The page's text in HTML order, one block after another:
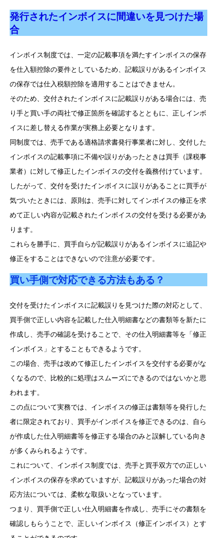
発行されたインボイスに間違いを見つけた場
合
インボイス制度では、一定の記載事項を満たすインボイスの保存
を仕入額控除の要件としているため、記載誤りがあるインボイス
の保存では仕入税額控除を適用することはできません。
そのため、交付されたインボイスに記載誤りがある場合には、売
り手と買い手の両社で修正箇所を確認するとともに、正しインボ
イスに差し替える作業が実務上必要となります。
同制度では、売手である適格請求書発行事業者に対し、交付した
インボイスの記載事項に不備や誤りがあったときは買手（課税事
業者）に対して修正したインボイスの交付を義務付けています。
したがって、交付を受けたインボイスに誤りがあることに買手が
気づいたときには、原則は、売手に対してインボイスの修正を求
めて正しい内容が記載されたインボイスの交付を受ける必要があ
ります。
これらを勝手に、買手自らが記載誤りがあるインボイスに追記や
修正をすることはできないので注意が必要です。
買い手側で対応できる方法もある？
交付を受けたインボイスに記載誤りを見つけた際の対応として、
買手側で正しい内容を記載した仕入明細書などの書類等を新たに
作成し、売手の確認を受けることで、その仕入明細書等を「修正
インボイス」とすることもできるようです。
この場合、売手は改めて修正したインボイスを交付する必要がな
くなるので、比較的に処理はスムーズにできるのではないかと思
われます。
この点について実務では、インボイスの修正は書類等を発行した
者に限定されており、買手がインボイスを修正できるのは、自ら
が作成した仕入明細書等を修正する場合のみと誤解している向き
が多くみられるようです。
これについて、インボイス制度では、売手と買手双方での正しい
インボイスの保存を求めていますが、記載誤りがあった場合の対
応方法については、柔軟な取扱いとなっています。
つまり、買手側で正しい仕入明細書を作成し、売手にその書類を
確認しもらうことで、正しいインボイス（修正インボイス）とす